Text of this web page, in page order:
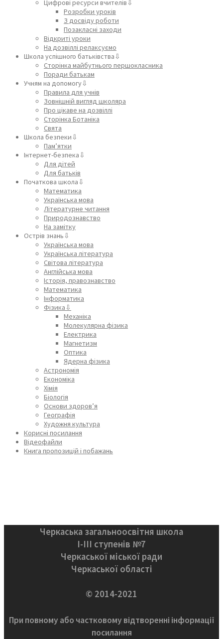
Цифрові ресурси вчителів⇩
Розробки уроків
З досвіду роботи
Позакласні заходи
Відкриті уроки
На дозвіллі релаксуємо
Школа успішного батьківства⇩
Сторінка майбутнього першокласника
Поради батькам
Учням на допомогу⇩
Правила для учнів
Зовнішній вигляд школяра
Про цікаве на дозвіллі
Сторінка Ботаніка
Свята
Школа безпеки⇩
Пам’ятки
Інтернет-безпека⇩
Для дітей
Для батьків
Початкова школа⇩
Математика
Українська мова
Літературне читання
Природознавство
На замітку
Острів знань⇩
Українська мова
Українська література
Світова література
Англійська мова
Історія, правознавство
Математика
Інформатика
Фізика⇩
Механіка
Молекулярна фізика
Електрика
Магнетизм
Оптика
Ядерна фізика
Астрономія
Економіка
Хімія
Біологія
Основи здоров’я
Географія
Художня культура
Корисні посилання
Відеофайли
Книга пропозицій і побажань
Черкаська загальноосвітня школа
І-ІІІ ступенів №7
Черкаської міської ради
Черкаської області
© 2014-2021
При повному або частковому відтворенні інформації
посилання